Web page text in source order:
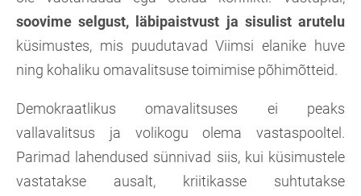
soovime selgust, läbipaistvust ja sisulist arutelu
küsimustes, mis puudutavad Viimsi elanike huve
ning kohaliku omavalitsuse toimimise põhimõtteid.
Demokraatlikus omavalitsuses ei peaks
vallavalitsus ja volikogu olema vastaspooltel.
Parimad lahendused sünnivad siis, kui küsimustele
vastatakse ausalt, kriitikasse suhtutakse